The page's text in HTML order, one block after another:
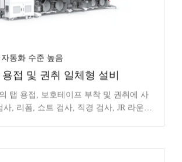
사, 리폼, 쇼트 검사, 직경 검사, JR 라운딩